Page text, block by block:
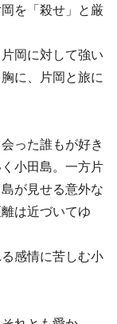
を「殺せ」と厳
岡に対して強い
に、片岡と旅に
った誰もが好き
小田島。一方片
が見せる意外な
は近づいてゆ
感情に苦しむ小